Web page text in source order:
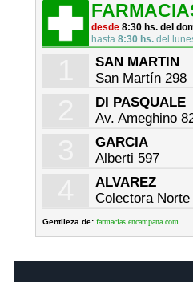
desde8:30 hs. del
hasta8:30 hs. del
SAN MARTIN
San Martín 298
DI PASQUALE
Av. Ameghino
GARCIA
Alberti 597
ALVAREZ
Colectora Norte
Gentileza de: farmacias.encampana.com